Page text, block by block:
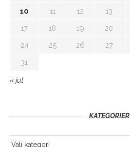
10
11 12 13
17
18 19 20
24
25 26 27
31
« jul
KATEGORIER